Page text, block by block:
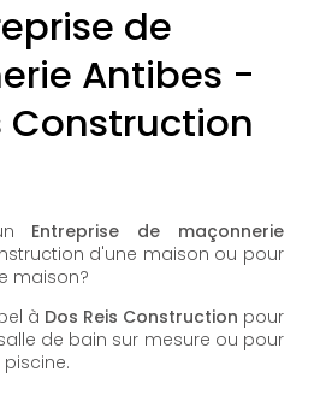
de
Antibes -
Construction
Entreprise de maçonnerie
d'une maison ou pour
maison?
à Dos Reis Construction pour
de bain sur mesure ou pour